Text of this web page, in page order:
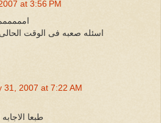
at 3:56 PM
اسئله صعبه فى الوقت الحالى
31, 2007 at 7:22 AM
طبعا